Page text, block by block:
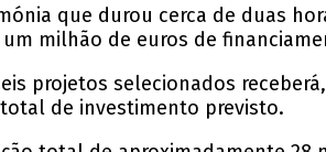
que durou cerca de duas
milhão de euros de
projetos selecionados
total de investimento previsto.